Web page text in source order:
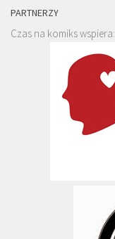
PARTNERZY
Czas na komiks wspiera: